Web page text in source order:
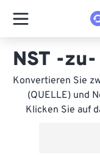
NST -
Konvertieren Sie
(QUELLE) und
Klicken Sie auf